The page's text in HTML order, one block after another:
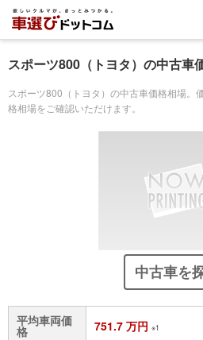
スポーツ800（トヨタ）の中古車
スポーツ800（トヨタ）の中古車価格相場。
格相場をご確認いただけます。
中古車を
平均車両価
格 751.7 万円 ※1